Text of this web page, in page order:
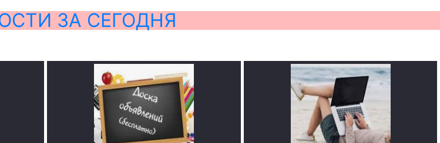
ЗА СЕГОДНЯ